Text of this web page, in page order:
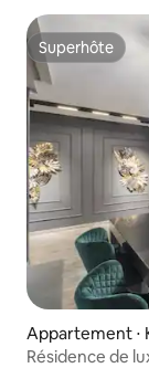
Superhôte
Superhôte
Appartement ⋅
Résidence de